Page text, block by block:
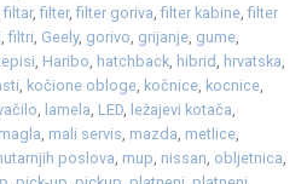
filtar,filter,filter goriva,filter kabine,filter
,filtri, Geely, gorivo, grijanje, gume,
, Haribo, hatchback, hibrid, hrvatska,
, kočione obloge, kočnice, kocnice,
, lamela, LED, ležajevi kotača,
magla, mali servis, mazda, metlice,
poslova, mup, nissan, obljetnica,